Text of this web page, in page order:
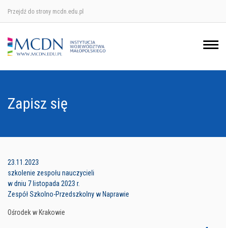
Przejdź do strony mcdn.edu.pl
Zapisz się
23.11.2023
szkolenie zespołu nauczycieli
w dniu 7 listopada 2023 r.
Zespół Szkolno-Przedszkolny w Naprawie
Ośrodek w Krakowie
Ośrodek w Krakowie
Ośrodek w Nowym Sączu
Ośrodek w Tarnowie